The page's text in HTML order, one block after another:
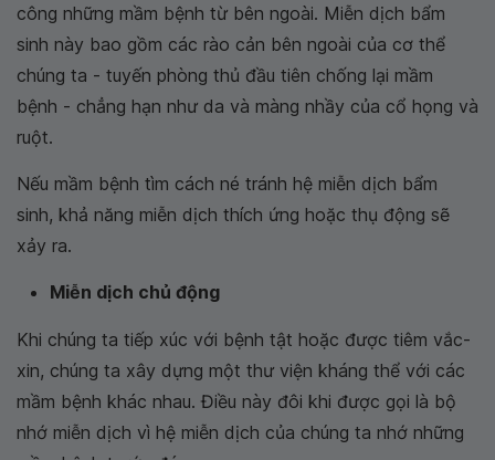
công những mầm bệnh từ bên ngoài. Miễn dịch bẩm
sinh này bao gồm các rào cản bên ngoài của cơ thể
chúng ta - tuyến phòng thủ đầu tiên chống lại mầm
bệnh - chẳng hạn như da và màng nhầy của cổ họng và
ruột.
Nếu mầm bệnh tìm cách né tránh hệ miễn dịch bẩm
sinh, khả năng miễn dịch thích ứng hoặc thụ động sẽ
xảy ra.
Miễn dịch chủ động
Khi chúng ta tiếp xúc với bệnh tật hoặc được tiêm vắc-
xin, chúng ta xây dựng một thư viện kháng thể với các
mầm bệnh khác nhau. Điều này đôi khi được gọi là bộ
nhớ miễn dịch vì hệ miễn dịch của chúng ta nhớ những